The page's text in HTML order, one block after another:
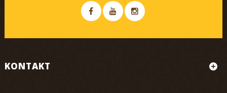
KONTAKT